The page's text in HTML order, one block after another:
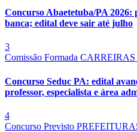
Concurso Abaetetuba/PA 2026:
banca; edital deve sair até julho
3
Comissão Formada
Concurso Seduc PA: edital
professor, especialista e área
4
Concurso Previsto